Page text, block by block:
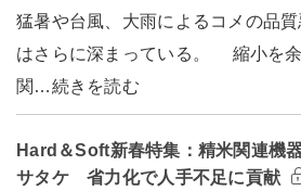
猛暑や台風、大雨によるコメの品
はさらに深まっている。 縮小を
関…続きを読む
Hard＆Soft新春特集：精米関連機
サタケ 省力化で人手不足に貢献